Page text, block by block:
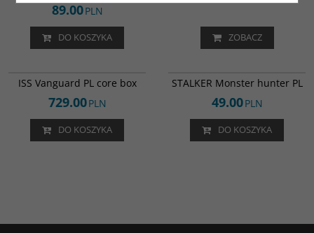
89.00PLN
DO KOSZYKA ZOBACZ
ISS Vanguard PL core box
729.00PLN
DO KOSZYKA
STALKER Monster hunter PL
49.00PLN
DO KOSZYKA